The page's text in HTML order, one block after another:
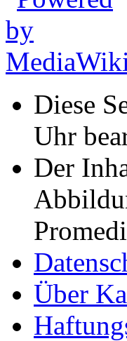
Diese
Uhr
Der
Über